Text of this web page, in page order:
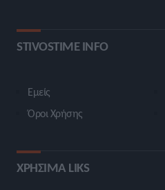
STIVOSTIME INFO
Εμείς
Όροι Χρήσης
ΧΡΗΣΙΜΑ LIKS